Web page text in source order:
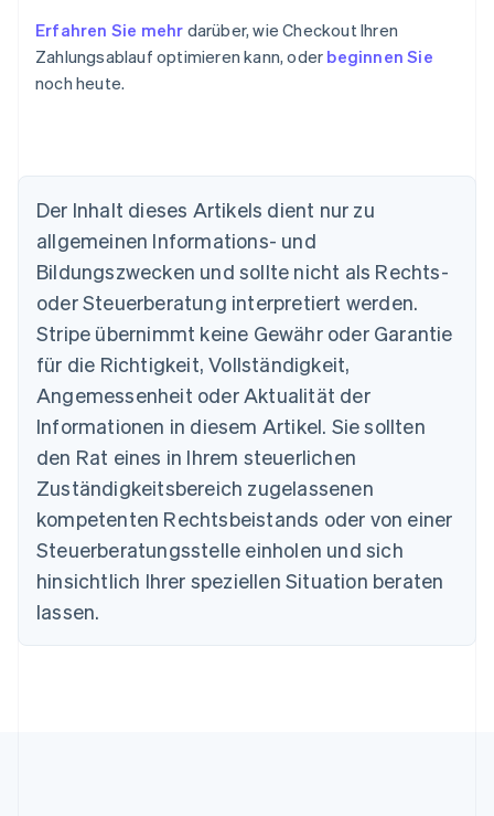
Erfahren Sie mehr darüber, wie Checkout Ihren
Zahlungsablauf optimieren kann, oder beginnen Sie
noch heute.
Der Inhalt dieses Artikels dient nur zu
allgemeinen Informations- und
Bildungszwecken und sollte nicht als Rechts-
oder Steuerberatung interpretiert werden.
Stripe übernimmt keine Gewähr oder Garantie
für die Richtigkeit, Vollständigkeit,
Angemessenheit oder Aktualität der
Informationen in diesem Artikel. Sie sollten
den Rat eines in Ihrem steuerlichen
Zuständigkeitsbereich zugelassenen
kompetenten Rechtsbeistands oder von einer
Steuerberatungsstelle einholen und sich
hinsichtlich Ihrer speziellen Situation beraten
lassen.
Australien
English
Belgien
Nederlands Français DeutschEnglish
Brasilien
PortuguêsEnglish
English
Dänemark
English
Deutschland
Deutsch English
Estland
Festlandchina
简体中文English
Finnland
English
Frankreich